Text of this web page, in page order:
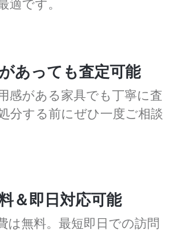
適です。
あっても査定可能
感がある家具でも丁寧に査
分する前にぜひ一度ご相談
＆即日対応可能
は無料。最短即日での訪問